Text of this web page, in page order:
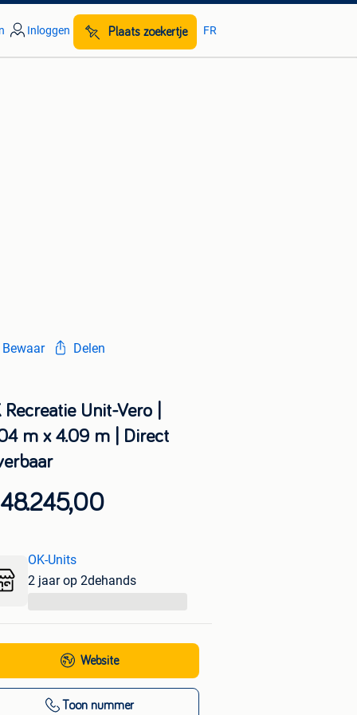
Inloggen Plaats zoekertje FR
Bewaar Delen
Recreatie Unit-Vero |
m x 4.09 m | Direct
OK-Units
2 jaar op 2dehands
Website
Toon nummer